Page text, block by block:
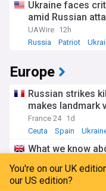
Ukraine faces
amid Russian
UAWire 12h
Russia
Patriot
Europe
Russian strikes
makes landmark
France 24 1d
Ceuta
Spain
What we know
The Independent 3d
Germany
Drones
You're on our UK
our US edition?